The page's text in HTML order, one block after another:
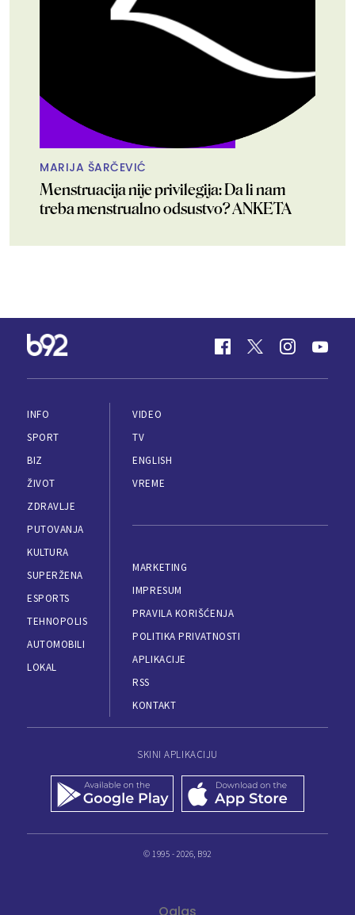
MARIJA ŠARČEVIĆ
Menstruacija nije privilegija: Da li nam
treba menstrualno odsustvo? ANKETA
INFO
SPORT
BIZ
ŽIVOT
ZDRAVLJE
PUTOVANJA
KULTURA
SUPERŽENA
ESPORTS
TEHNOPOLIS
AUTOMOBILI
LOKAL
VIDEO
TV
ENGLISH
VREME
MARKETING
IMPRESUM
PRAVILA KORIŠĆENJA
POLITIKA PRIVATNOSTI
APLIKACIJE
RSS
KONTAKT
SKINI APLIKACIJU
© 1995 - 2026, B92